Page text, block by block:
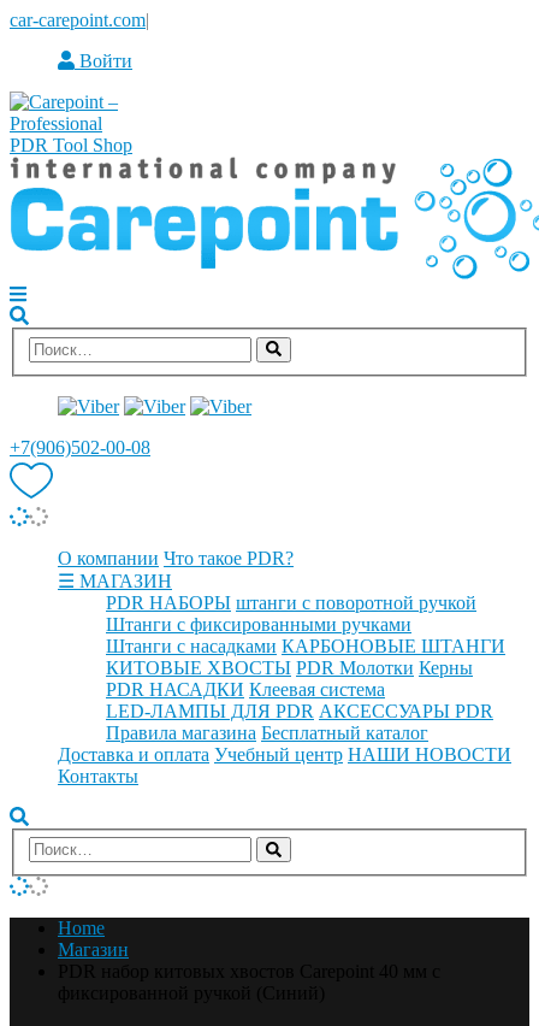
car-carepoint.com|
Войти
+7(906)502-00-08
О компании Что такое PDR?
☰ МАГАЗИН
PDR НАБОРЫ штанги с поворотной ручкой
Штанги с фиксированными ручками
Штанги с насадками КАРБОНОВЫЕ ШТАНГИ
КИТОВЫЕ ХВОСТЫ PDR Молотки Керны
PDR НАСАДКИ Клеевая система
LED-ЛАМПЫ ДЛЯ PDR АКСЕССУАРЫ PDR
Правила магазина Бесплатный каталог
Доставка и оплата Учебный центр НАШИ НОВОСТИ
Контакты
Home
Магазин